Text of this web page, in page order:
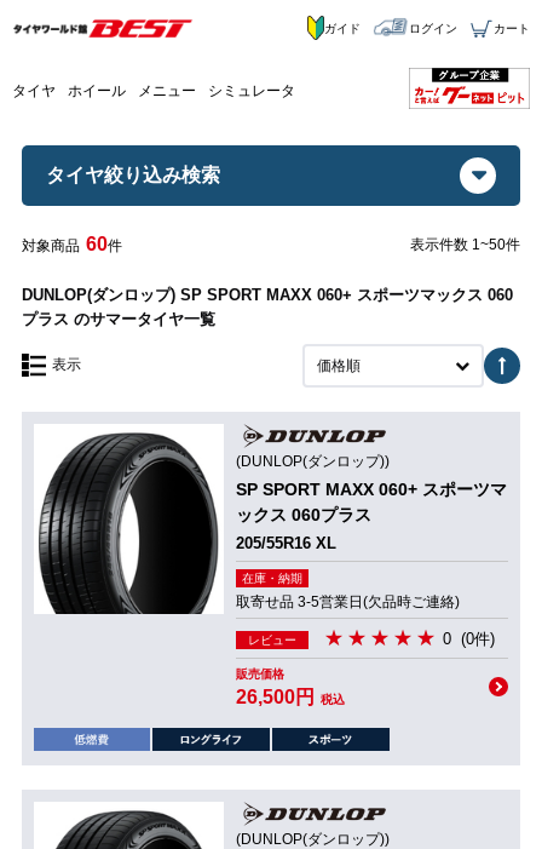
タイヤ ホイール メニュー シミュレータ
ガイド ログイン カート
タイヤ絞り込み検索
対象商品 60件 表示件数 1~50件
DUNLOP(ダンロップ) SP SPORT MAXX 060+ スポーツマックス 060
プラス のサマータイヤ一覧
表示 価格順
(DUNLOP(ダンロップ))
SP SPORT MAXX 060+ スポーツマ
ックス 060プラス
205/55R16 XL
在庫・納期
取寄せ品 3-5営業日(欠品時ご連絡)
レビュー 0 (0件)
販売価格
26,500円 税込
(DUNLOP(ダンロップ))